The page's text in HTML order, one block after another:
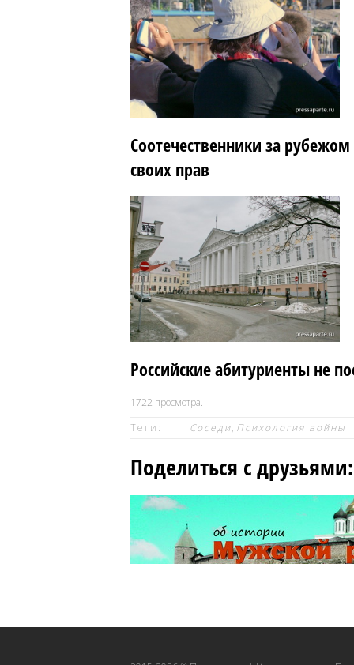
Соотечественники за
своих прав
Российские абитуриенты не
1722 просмотра.
Теги:
Соседи, Психология войны
Поделиться с друзьями: